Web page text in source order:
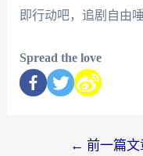
即行动吧，追剧自由
Spread the love
← 前一篇文